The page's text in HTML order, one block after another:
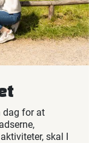
dag for at
skal I